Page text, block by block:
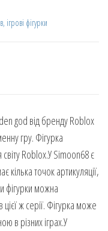
ігрові фігурки
god від бренду Roblox
гру. Фігурка
Roblox.У Simoon68 є
кілька точок артикуляції,
фігурки можна
ж серії. Фігурка може
в різних іграх.У